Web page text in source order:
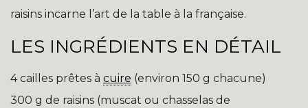
raisins incarne l’art de la table à la française.
LES INGRÉDIENTS EN DÉTAIL
4 cailles prêtes à cuire (environ 150 g chacune)
300 g de raisins (muscat ou chasselas de